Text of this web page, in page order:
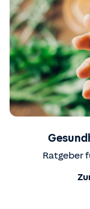
Ratgeber